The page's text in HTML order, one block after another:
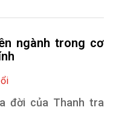
ngành trong cơ
đời của Thanh tra